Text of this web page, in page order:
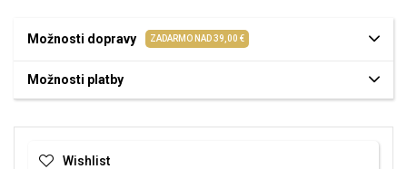
Možnosti dopravy ZADARMO NAD 39,00 €
Možnosti platby
Wishlist